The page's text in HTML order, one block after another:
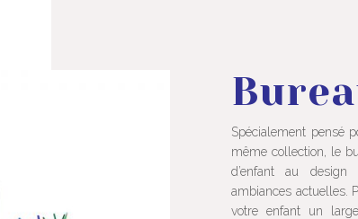
Spécialement pensé
même collection, le
d’enfant au design
ambiances actuelles.
votre enfant un